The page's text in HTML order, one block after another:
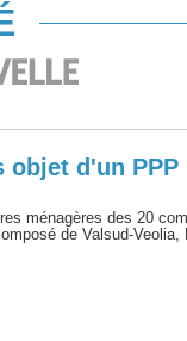
d'un PPP
ménagères des 20
de Valsud-